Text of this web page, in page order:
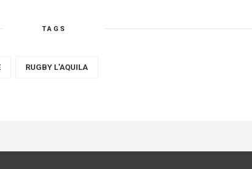
TAGS
RUGBY L'AQUILA